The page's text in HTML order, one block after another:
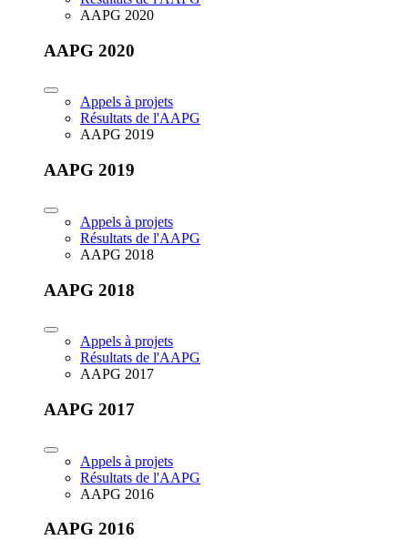
AAPG 2020
AAPG 2020
Appels à projets
Résultats de l'AAPG
AAPG 2019
AAPG 2019
Appels à projets
Résultats de l'AAPG
AAPG 2018
AAPG 2018
Appels à projets
Résultats de l'AAPG
AAPG 2017
AAPG 2017
Appels à projets
Résultats de l'AAPG
AAPG 2016
AAPG 2016